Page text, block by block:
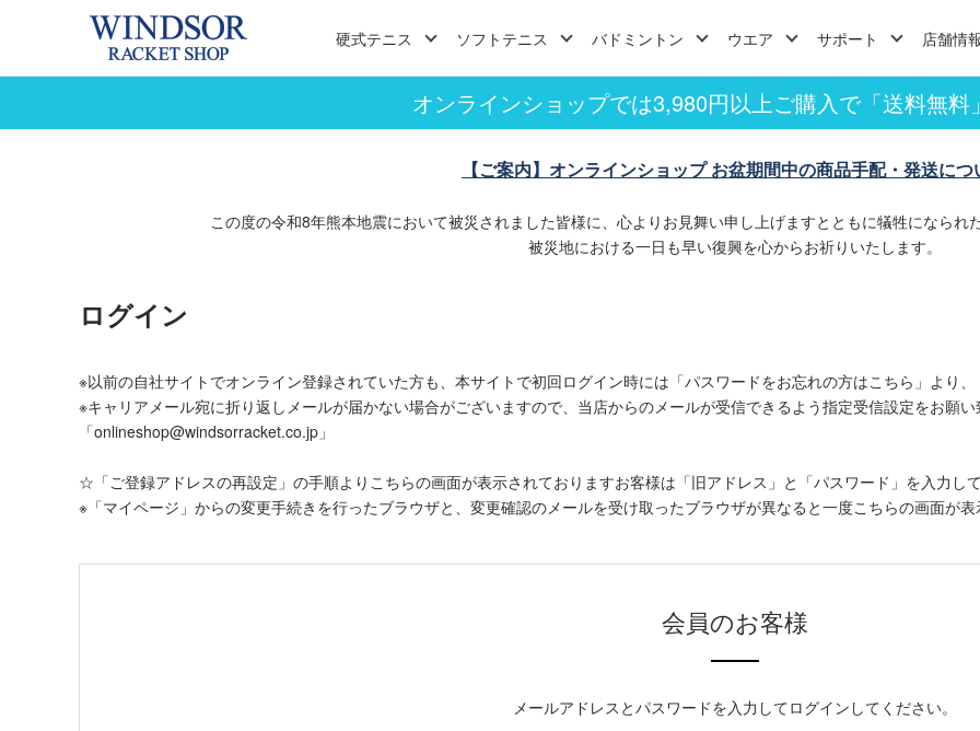
硬式テニス ソフトテニス バドミントン ウエア サポート 店舗情
オンラインショップでは3,980円以上ご購入で「送料無料
【ご案内】オンラインショップ お盆期間中の商品手配・発送につ
この度の令和8年熊本地震において被災されました皆様に、心よりお見舞い申し上げますとともに犠牲になられ
被災地における一日も早い復興を心からお祈りいたします。
ログイン
※以前の自社サイトでオンライン登録されていた方も、本サイトで初回ログイン時には「パスワードをお忘れの方はこちら」より
※キャリアメール宛に折り返しメールが届かない場合がございますので、当店からのメールが受信できるよう指定受信設定をお願
「onlineshop@windsorracket.co.jp」
☆「ご登録アドレスの再設定」の手順よりこちらの画面が表示されておりますお客様は「旧アドレス」と「パスワード」を入力し
※「マイページ」からの変更手続きを行ったブラウザと、変更確認のメールを受け取ったブラウザが異なると一度こちらの画面が
会員のお客様
メールアドレスとパスワードを入力してログインしてください。